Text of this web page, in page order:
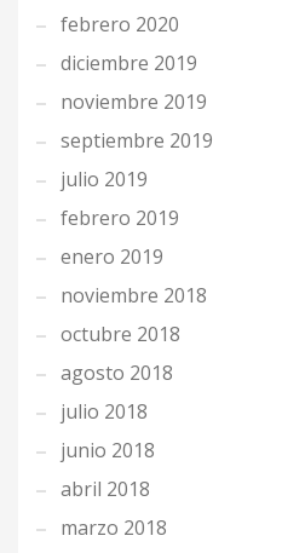
febrero 2020
diciembre 2019
noviembre 2019
septiembre 2019
julio 2019
febrero 2019
enero 2019
noviembre 2018
octubre 2018
agosto 2018
julio 2018
junio 2018
abril 2018
marzo 2018